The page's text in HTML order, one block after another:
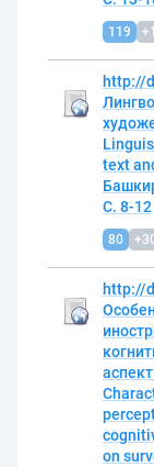
119
http://
text
С. 8-12
80
http://
on